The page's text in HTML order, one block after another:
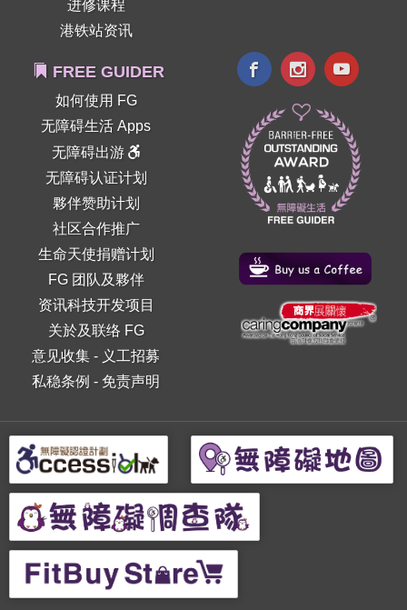
进修课程
港铁站资讯
FREE GUIDER
如何使用 FG
无障碍生活 Apps
无障碍出游
无障碍认证计划
夥伴赞助计划
社区合作推广
生命天使捐赠计划
FG 团队及夥伴
资讯科技开发项目
关於及联络 FG
意见收集 - 义工招募
私稳条例 - 免责声明